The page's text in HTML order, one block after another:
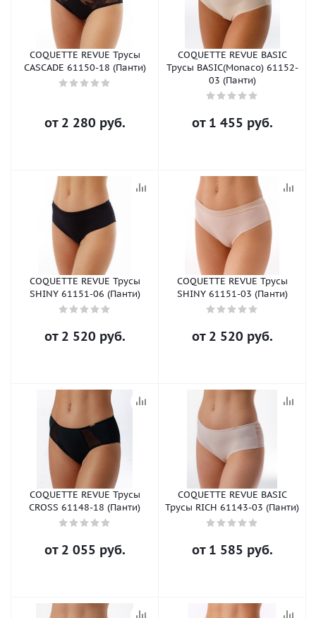
COQUETTE REVUE Трусы
CASCADE 61150-18 (Панти)
от 2 280 руб.
COQUETTE REVUE BASIC
Трусы BASIC(Monaco) 61152-
03 (Панти)
от 1 455 руб.
COQUETTE REVUE Трусы
SHINY 61151-06 (Панти)
от 2 520 руб.
COQUETTE REVUE Трусы
SHINY 61151-03 (Панти)
от 2 520 руб.
COQUETTE REVUE Трусы
CROSS 61148-18 (Панти)
от 2 055 руб.
COQUETTE REVUE BASIC
Трусы RICH 61143-03 (Панти)
от 1 585 руб.